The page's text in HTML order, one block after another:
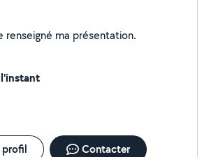
Je n'ai pas encore renseigné ma présentation.
profil Contacter